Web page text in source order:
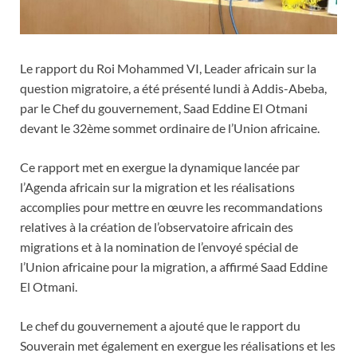
Le rapport du Roi Mohammed VI, Leader africain sur la
question migratoire, a été présenté lundi à Addis-Abeba,
par le Chef du gouvernement, Saad Eddine El Otmani
devant le 32ème sommet ordinaire de l’Union africaine.
Ce rapport met en exergue la dynamique lancée par
l’Agenda africain sur la migration et les réalisations
accomplies pour mettre en œuvre les recommandations
relatives à la création de l’observatoire africain des
migrations et à la nomination de l’envoyé spécial de
l’Union africaine pour la migration, a affirmé Saad Eddine
El Otmani.
Le chef du gouvernement a ajouté que le rapport du
Souverain met également en exergue les réalisations et les